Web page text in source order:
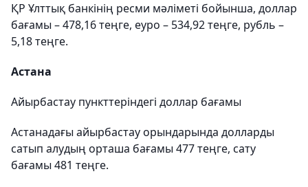
ҚР Ұлттық банкінің ресми мәліметі бойынша, доллар
бағамы – 478,16 теңге, еуро – 534,92 теңге, рубль –
5,18 теңге.
Астана
Айырбастау пункттеріндегі доллар бағамы
Астанадағы айырбастау орындарында долларды
сатып алудың орташа бағамы 477 теңге, сату
бағамы 481 теңге.